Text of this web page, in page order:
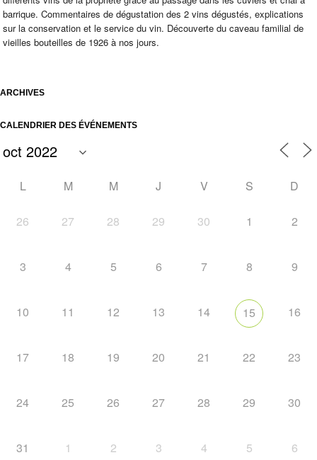
barrique. Commentaires de dégustation des 2 vins dégustés, explications
sur la conservation et le service du vin. Découverte du caveau familial de
vieilles bouteilles de 1926 à nos jours.
ARCHIVES
CALENDRIER DES ÉVÉNEMENTS
L M M J V S D
26 27 28 29 30 1 2
3 4 5 6 7 8 9
10 11 12 13 14 15 16
17 18 19 20 21 22 23
24 25 26 27 28 29 30
31 1 2 3 4 5 6